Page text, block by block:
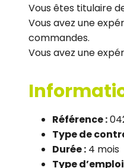
Vous êtes titulaire
Vous avez une
commandes.
Vous avez une
Référence :
Type de
Durée : 4 mois
Type